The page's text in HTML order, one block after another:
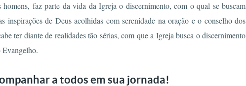
homens, faz parte da vida da Igreja o discernimento, com o qual se buscam
inspirações de Deus acolhidas com serenidade na oração e o conselho dos
ter diante de realidades tão sérias, com que a Igreja busca o discernimento
Evangelho.
a todos em sua jornada!